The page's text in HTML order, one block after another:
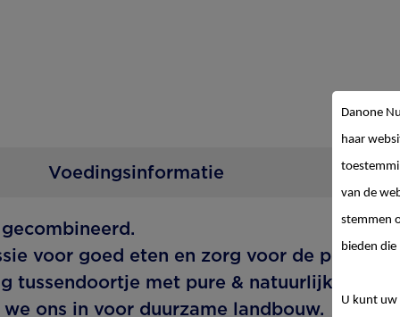
Voedingsinformatie
voor goed eten en zorg voor de planeet.
tussendoortje met pure & natuurlijke
ons in voor duurzame landbouw.
Danone
haar
van de
stemmen
bieden die
U kunt uw